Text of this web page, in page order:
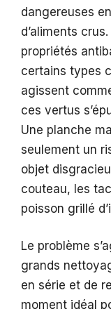
dangereuses
d’aliments
propriétés
certains types
agissent
ces vertus
Une planche
seulement un
objet
couteau, les
poisson grillé
Le problème
grands
en série et de
moment idéal